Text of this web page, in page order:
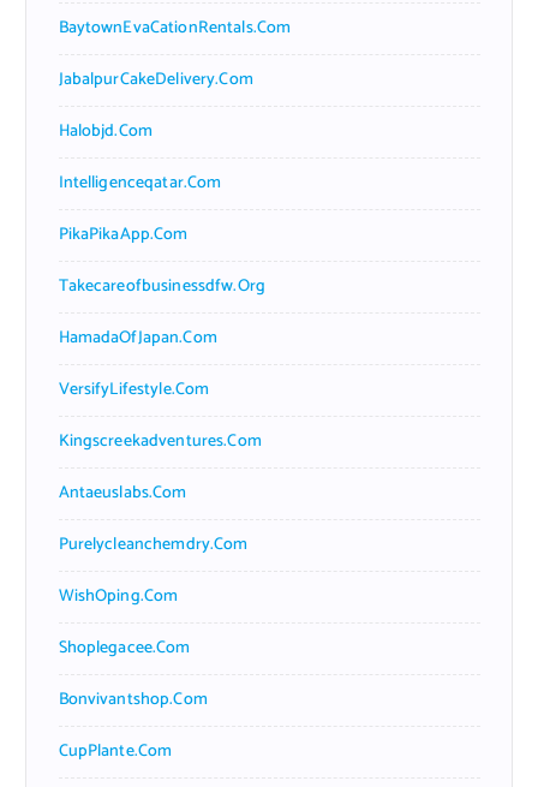
BaytownEvaCationRentals.com
JabalpurCakeDelivery.com
Halobjd.com
Intelligenceqatar.com
PikaPikaApp.com
Takecareofbusinessdfw.org
HamadaOfJapan.com
VersifyLifestyle.com
Kingscreekadventures.com
Antaeuslabs.com
Purelycleanchemdry.com
WishOping.com
Shoplegacee.com
Bonvivantshop.com
CupPlante.com